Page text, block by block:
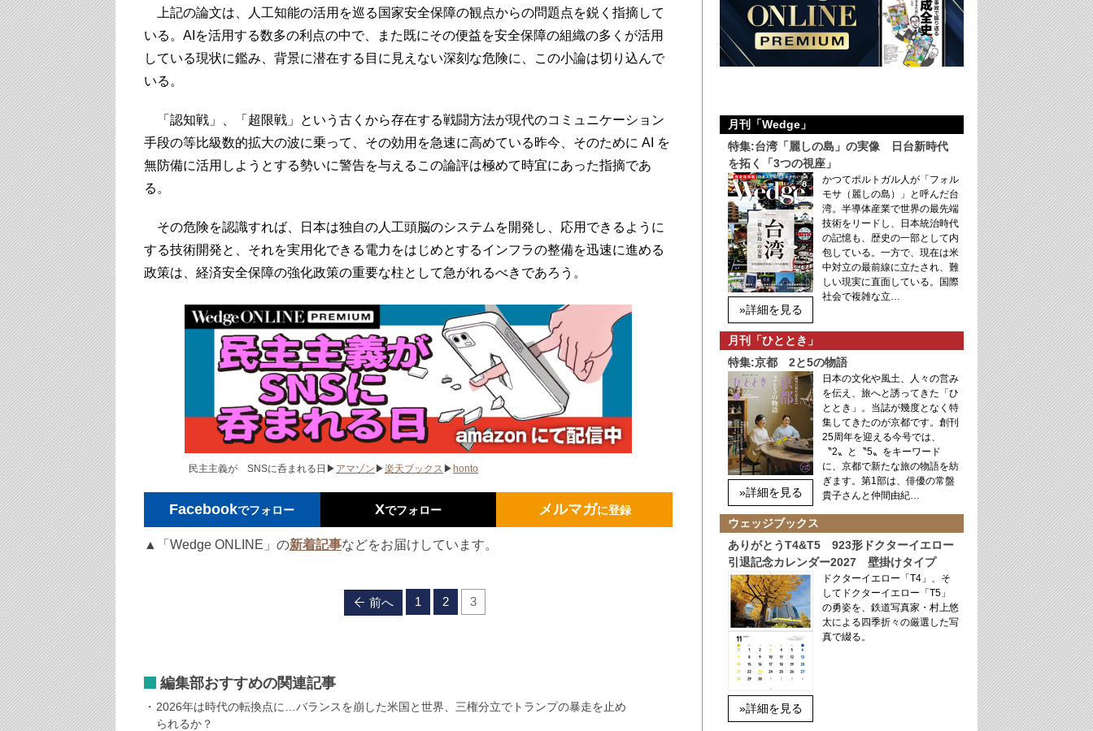
上記の論文は、人工知能の活用を巡る国家安全保障の観点からの問題点を鋭く指摘して
いる。AIを活用する数多の利点の中で、また既にその便益を安全保障の組織の多くが活用
している現状に鑑み、背景に潜在する目に見えない深刻な危険に、この小論は切り込んで
いる。
「認知戦」、「超限戦」という古くから存在する戦闘方法が現代のコミュニケーション
手段の等比級数的拡大の波に乗って、その効用を急速に高めている昨今、そのために AI を
無防備に活用しようとする勢いに警告を与えるこの論評は極めて時宜にあった指摘であ
る。
その危険を認識すれば、日本は独自の人工頭脳のシステムを開発し、応用できるように
する技術開発と、それを実用化できる電力をはじめとするインフラの整備を迅速に進める
政策は、経済安全保障の強化政策の重要な柱として急がれるべきであろう。
民主主義が SNSに呑まれる日▶ アマゾン ▶楽天ブックス ▶honto
Facebookでフォロー Xでフォロー メルマガに登録
▲「Wedge ONLINE」の新着記事などをお届けしています。
前へ 1 2 3
編集部おすすめの関連記事
2026年は時代の転換点に…バランスを崩した米国と世界、三権分立でトランプの暴走を止め
られるか？
月刊「Wedge」
特集:台湾「麗しの島」の実像 日台新時代
を拓く「3つの視座」
»詳細を見る
かつてポルトガル人が「フォル
モサ（麗しの島）」と呼んだ台
湾。半導体産業で世界の最先端
技術をリードし、日本統治時代
の記憶も、歴史の一部として内
包している。一方で、現在は米
中対立の最前線に立たされ、難
しい現実に直面している。国際
社会で複雑な立…
月刊「ひととき」
特集:京都 2と5の物語
»詳細を見る
日本の文化や風土、人々の営み
を伝え、旅へと誘ってきた「ひ
ととき」。当誌が幾度となく特
集してきたのが京都です。創刊
25周年を迎える今号では、
〝2〟と〝5〟をキーワード
に、京都で新たな旅の物語を紡
ぎます。第1部は、俳優の常盤
貴子さんと仲間由紀…
ウェッジブックス
ありがとうT4&T5 923形ドクターイエロー
引退記念カレンダー2027 壁掛けタイプ
»詳細を見る
ドクターイエロー「T4」、そ
してドクターイエロー「T5」
の勇姿を、鉄道写真家・村上悠
太による四季折々の厳選した写
真で綴る。